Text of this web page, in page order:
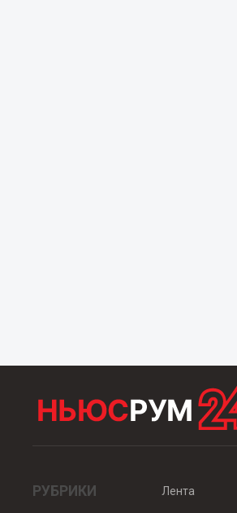
РУБРИКИ
Лента